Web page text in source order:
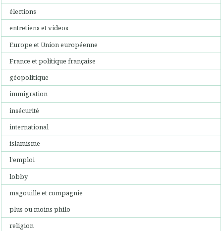
élections
entretiens et videos
Europe et Union européenne
France et politique française
géopolitique
immigration
insécurité
international
islamisme
l'emploi
lobby
magouille et compagnie
plus ou moins philo
religion